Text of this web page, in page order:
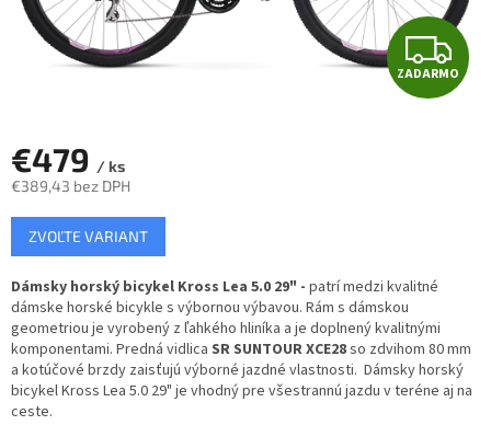
Z
A
ZADARMO
€479 / ks
€389,43 bez DPH
Jednotková
cena:
ZVOĽTE VARIANT
Dámsky horský bicykel Kross Lea 5.0 29" - patrí medzi kvalitné
dámske horské bicykle s výbornou výbavou. Rám s dámskou
geometriou je vyrobený z ľahkého hliníka a je doplnený kvalitnými
komponentami. Predná vidlica SR SUNTOUR XCE28so zdvihom 80 mm
a kotúčové brzdy zaisťujú výborné jazdné vlastnosti. Dámsky horský
bicykel Kross Lea 5.0 29" je vhodný pre všestrannú jazdu v teréne aj na
ceste.